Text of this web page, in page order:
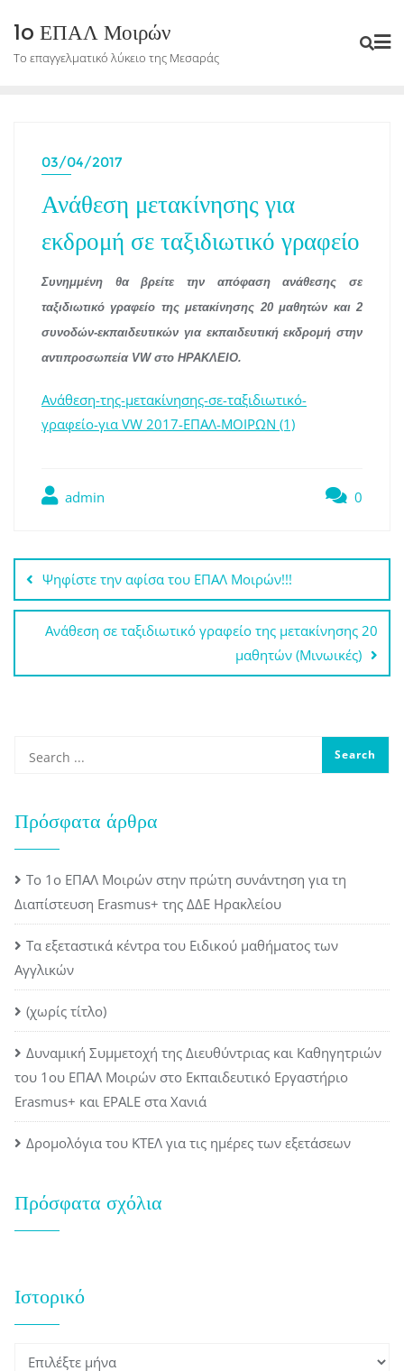
content
1o ΕΠΑΛ Μοιρών
Το επαγγελματικό λύκειο της Μεσαράς
03/04/2017
Ανάθεση μετακίνησης για
εκδρομή σε ταξιδιωτικό γραφείο
Συνημμένη θα βρείτε την απόφαση ανάθεσης σε
ταξιδιωτικό γραφείο της μετακίνησης 20 μαθητών και 2
συνοδών-εκπαιδευτικών για εκπαιδευτική εκδρομή στην
αντιπροσωπεία VWστο ΗΡΑΚΛΕΙΟ.
Ανάθεση-της-μετακίνησης-σε-ταξιδιωτικό-
γραφείο-για VW 2017-ΕΠΑΛ-ΜΟΙΡΩΝ (1)
admin 0
Πλοήγηση
άρθρων
Ψηφίστε την αφίσα του ΕΠΑΛ Μοιρών!!!
Ανάθεση σε ταξιδιωτικό γραφείο της μετακίνησης 20
μαθητών (Μινωικές)
Πρόσφατα άρθρα
Το 1ο ΕΠΑΛ Μοιρών στην πρώτη συνάντηση για τη
Διαπίστευση Erasmus+ της ΔΔΕ Ηρακλείου
Τα εξεταστικά κέντρα του Ειδικού μαθήματος των
Αγγλικών
(χωρίς τίτλο)
Δυναμική Συμμετοχή της Διευθύντριας και Καθηγητριών
του 1ου ΕΠΑΛ Μοιρών στο Εκπαιδευτικό Εργαστήριο
Erasmus+ και EPALE στα Χανιά
Δρομολόγια του ΚΤΕΛ για τις ημέρες των εξετάσεων
Πρόσφατα σχόλια
Ιστορικό
Ιστορικό